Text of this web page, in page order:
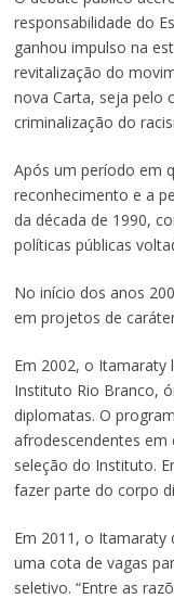
responsabilidade do
ganhou impulso na
revitalização do
nova Carta, seja pelo
criminalização do
Após um período em
reconhecimento e a
da década de 1990,
políticas públicas
No início dos anos
em projetos de
Em 2002, o Itamaraty
Instituto Rio Branco,
diplomatas. O
afrodescendentes em
seleção do Instituto.
fazer parte do corpo
Em 2011, o Itamaraty
uma cota de vagas
seletivo. “Entre as